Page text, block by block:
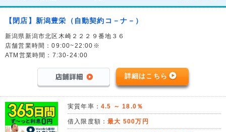
【閉店】新潟豊栄（自動契約コ－ナ－）
新潟県新潟市北区木崎２２２９番地３６
店舗営業時間：09:00~22:00※
ATM営業時間：7:30-24:00
詳細はこちら
実質年率： 4.5 ～ 18.0％
借入限度額：最大 500万円